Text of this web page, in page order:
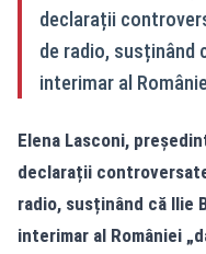
declarații
de radio, susținând
interimar al
Elena Lasconi,
declarații
radio, susținând că Ilie
interimar al României